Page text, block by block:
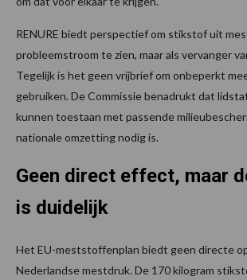
RENURE biedt perspectief om stikstof uit
probleemstroom te zien, maar als vervanger
Tegelijk is het geen vrijbrief om onbeperkt
gebruiken. De Commissie benadrukt dat
kunnen toestaan met passende
nationale omzetting nodig is.
Geen direct effect, maar
is duidelijk
Het EU-meststoffenplan biedt geen directe
Nederlandse mestdruk. De 170 kilogram